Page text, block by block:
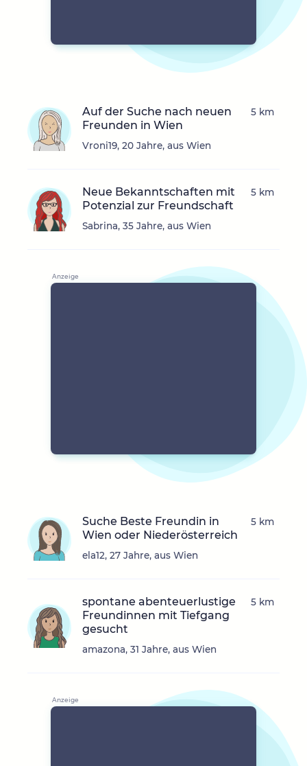
Auf der Suche nach neuen
Freunden in Wien
Vroni19, 20 Jahre, aus Wien
5 km
Neue Bekanntschaften mit
Potenzial zur Freundschaft
Sabrina, 35 Jahre, aus Wien
5 km
Suche Beste Freundin in
Wien oder Niederösterreich
ela12, 27 Jahre, aus Wien
5 km
spontane abenteuerlustige
Freundinnen mit Tiefgang
gesucht
amazona, 31 Jahre, aus Wien
5 km